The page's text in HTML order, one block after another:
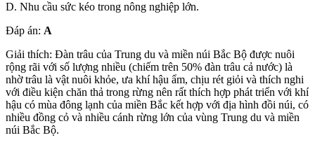
D. Nhu cầu sức kéo trong nông nghiệp lớn.
Đáp án: A
Giải thích: Đàn trâu của Trung du và miền núi Bắc Bộ được nuôi
rộng rãi với số lượng nhiều (chiếm trên 50% đàn trâu cả nước) là
nhờ trâu là vật nuôi khỏe, ưa khí hậu ẩm, chịu rét giỏi và thích nghi
với điều kiện chăn thả trong rừng nên rất thích hợp phát triển với khí
hậu có mùa đông lạnh của miền Bắc kết hợp với địa hình đồi núi, có
nhiều đồng cỏ và nhiều cánh rừng lớn của vùng Trung du và miền
núi Bắc Bộ.